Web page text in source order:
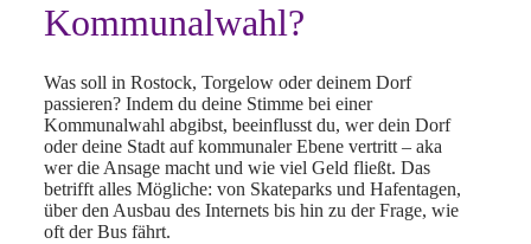
Kommunalwahl?
Was soll in Rostock, Torgelow oder deinem Dorf
passieren? Indem du deine Stimme bei einer
Kommunalwahl abgibst, beeinflusst du, wer dein Dorf
oder deine Stadt auf kommunaler Ebene vertritt – aka
wer die Ansage macht und wie viel Geld fließt. Das
betrifft alles Mögliche: von Skateparks und Hafentagen,
über den Ausbau des Internets bis hin zu der Frage, wie
oft der Bus fährt.